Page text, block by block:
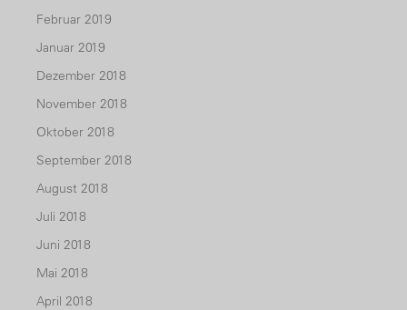
Februar 2019
Januar 2019
Dezember 2018
November 2018
Oktober 2018
September 2018
August 2018
Juli 2018
Juni 2018
Mai 2018
April 2018